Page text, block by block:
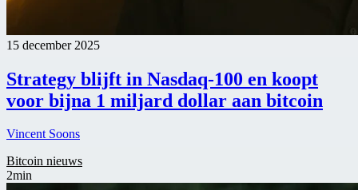
15 december 2025
Strategy blijft in Nasdaq-100 en koopt
voor bijna 1 miljard dollar aan bitcoin
Vincent Soons
Bitcoin nieuws
2min